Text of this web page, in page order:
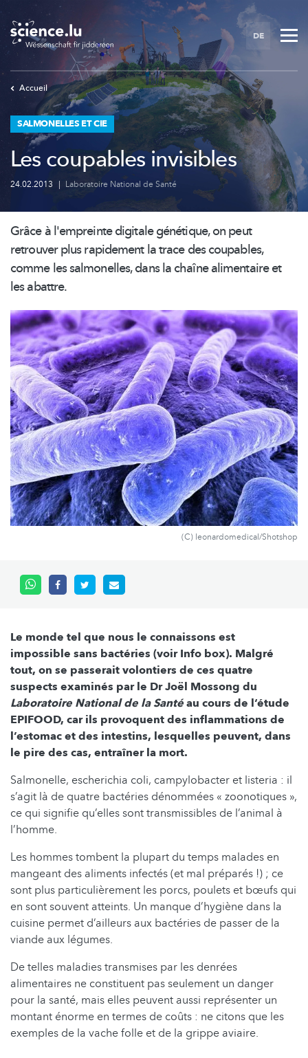
Skip
main
content
DE
Accueil
SALMONELLES ET CIE
Les coupables invisibles
24.02.2013 | Laboratoire National de Santé
Grâce à l'empreinte digitale génétique, on peut
retrouver plus rapidement la trace des coupables,
comme les salmonelles, dans la chaîne alimentaire et
les abattre.
(C) leonardomedical/Shotshop
Le monde tel que nous le connaissons est
impossible sans bactéries (voir Info box). Malgré
tout, on se passerait volontiers de ces quatre
suspects examinés par le Dr Joël Mossong du
Laboratoire National de la Santéau cours de l‘étude
EPIFOOD, car ils provoquent des inflammations de
l’estomac et des intestins, lesquelles peuvent, dans
le pire des cas, entraîner la mort.
Salmonelle, escherichia coli, campylobacter et listeria : il
s’agit là de quatre bactéries dénommées « zoonotiques »,
ce qui signifie qu’elles sont transmissibles de l’animal à
l’homme.
Les hommes tombent la plupart du temps malades en
mangeant des aliments infectés (et mal préparés !) ; ce
sont plus particulièrement les porcs, poulets et bœufs qui
en sont souvent atteints. Un manque d’hygiène dans la
cuisine permet d’ailleurs aux bactéries de passer de la
viande aux légumes.
De telles maladies transmises par les denrées
alimentaires ne constituent pas seulement un danger
pour la santé, mais elles peuvent aussi représenter un
montant énorme en termes de coûts : ne citons que les
exemples de la vache folle et de la grippe aviaire.